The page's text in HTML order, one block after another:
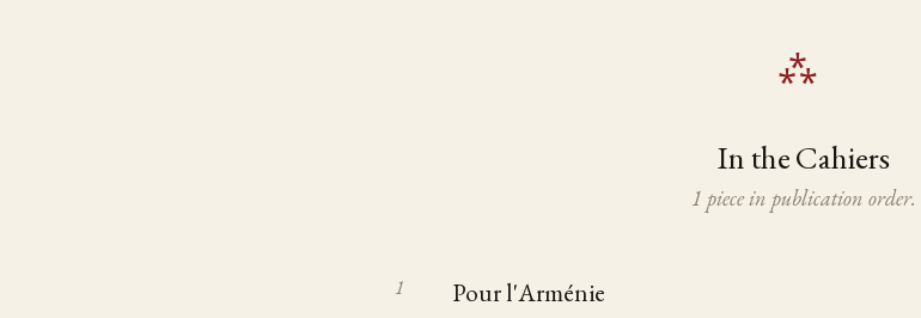
In the Cahiers
1 piece in publication order.
Pour l'Arménie